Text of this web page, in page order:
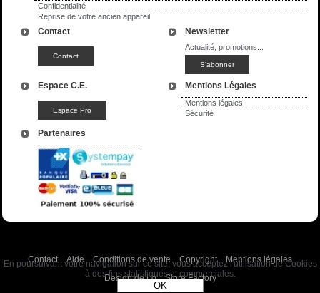
Confidentialité
Reprise de votre ancien appareil
Contact Newsletter
Actualité, promotions...
Espace C.E. Mentions Légales
Mentions légales
Sécurité
Partenaires
Contact Aide Conditions de vente Copyright
Mentions légales
Design de Lo
Store Factory
En poursuivant votre navigation sur ce site, vous acceptez l'utilisation de Cookies
à des fins statistiques et commerciales.
OK